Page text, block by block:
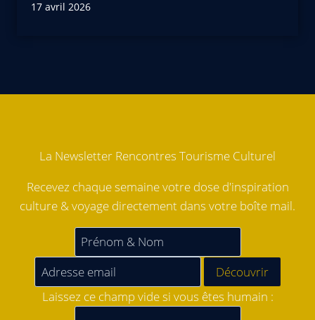
17 avril 2026
La Newsletter Rencontres Tourisme Culturel
Recevez chaque semaine votre dose d'inspiration
culture & voyage directement dans votre boîte mail.
Laissez ce champ vide si vous êtes humain :